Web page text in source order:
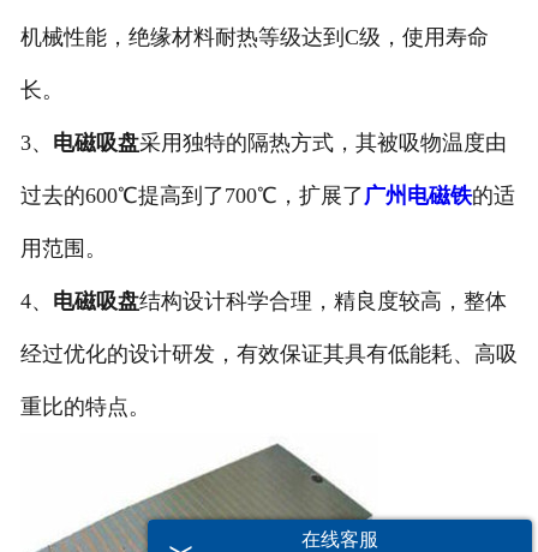
机械性能，绝缘材料耐热等级达到C级，使用寿命
长。
3、 电磁吸盘采用独特的隔热方式，其被吸物温度由
过去的600℃提高到了700℃，扩展了广州电磁铁的适
用范围。
4、 电磁吸盘结构设计科学合理，精良度较高，整体
经过优化的设计研发，有效保证其具有低能耗、高吸
重比的特点。
在线客服